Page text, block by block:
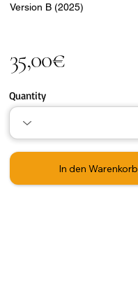
Version B (2025)
35,00€
Quantity
In den Warenkorb